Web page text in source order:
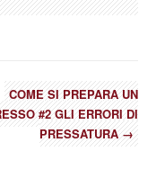
COME SI PREPARA UN
#2 GLI ERRORI DI
PRESSATURA→